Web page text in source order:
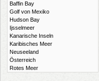
Baffin Bay
Golf von Mexiko
Hudson Bay
Ijsselmeer
Kanarische Inseln
Karibisches Meer
Neuseeland
Österreich
Rotes Meer